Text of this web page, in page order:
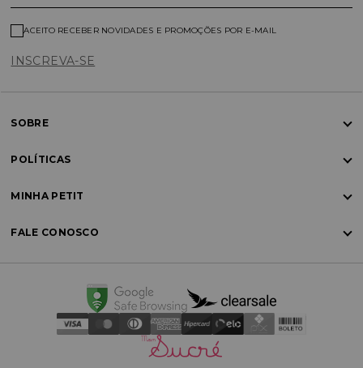
INSCREVA-SE
ACEITO RECEBER NOVIDADES E PROMOÇÕES POR E-MAIL
SOBRE
POLÍTICAS
MINHA PETIT
FALE CONOSCO